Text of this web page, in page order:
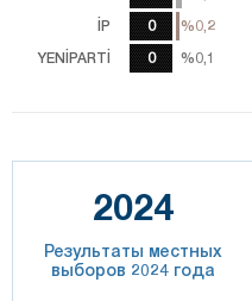
İP
YENİPARTİ
0
0
%0,2
%0,1
%0,2
%0,1
2024
Результаты местных
выборов 2024 года